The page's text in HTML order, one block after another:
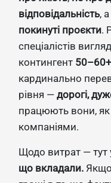
відповідальність,
покинуті проєкти.
спеціалістів
контингент 50–60+
кардинально
рівня — дорогі,
працюють вони,
компаніями.
Щодо витрат — тут
що вкладали. Якщо